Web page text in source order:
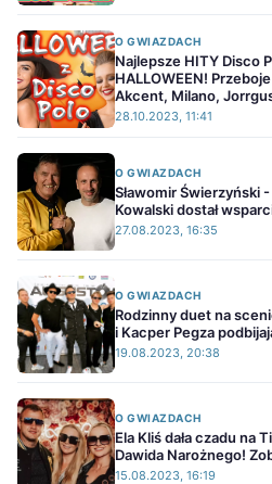
O GWIAZDACH
Najlepsze HITY Disco
HALLOWEEN!
Akcent, Milano,
28.10.2023, 11:41
O GWIAZDACH
Sławomir Świerzyński
Kowalski dostał
27.08.2023, 16:35
O GWIAZDACH
Rodzinny duet na
i Kacper Pegza
19.08.2023, 20:38
O GWIAZDACH
Ela Kliś dała czadu na
Dawida Narożnego!
15.08.2023, 16:19